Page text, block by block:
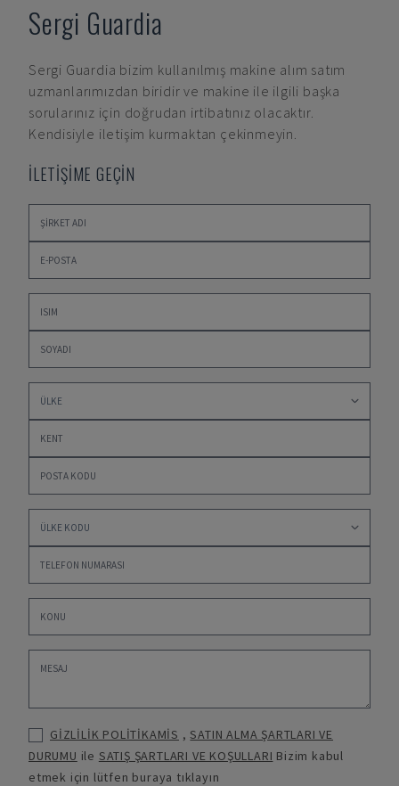
Sergi Guardia
Sergi Guardia bizim kullanılmış makine alım satım
uzmanlarımızdan biridir ve makine ile ilgili başka
sorularınız için doğrudan irtibatınız olacaktır.
Kendisiyle iletişim kurmaktan çekinmeyin.
İLETİŞİME GEÇİN
GİZLİLİK POLİTİKAMİS ,SATIN ALMA ŞARTLARI VE
DURUMU ile SATIŞ ŞARTLARI VE KOŞULLARI Bizim kabul
etmek için lütfen buraya tıklayın